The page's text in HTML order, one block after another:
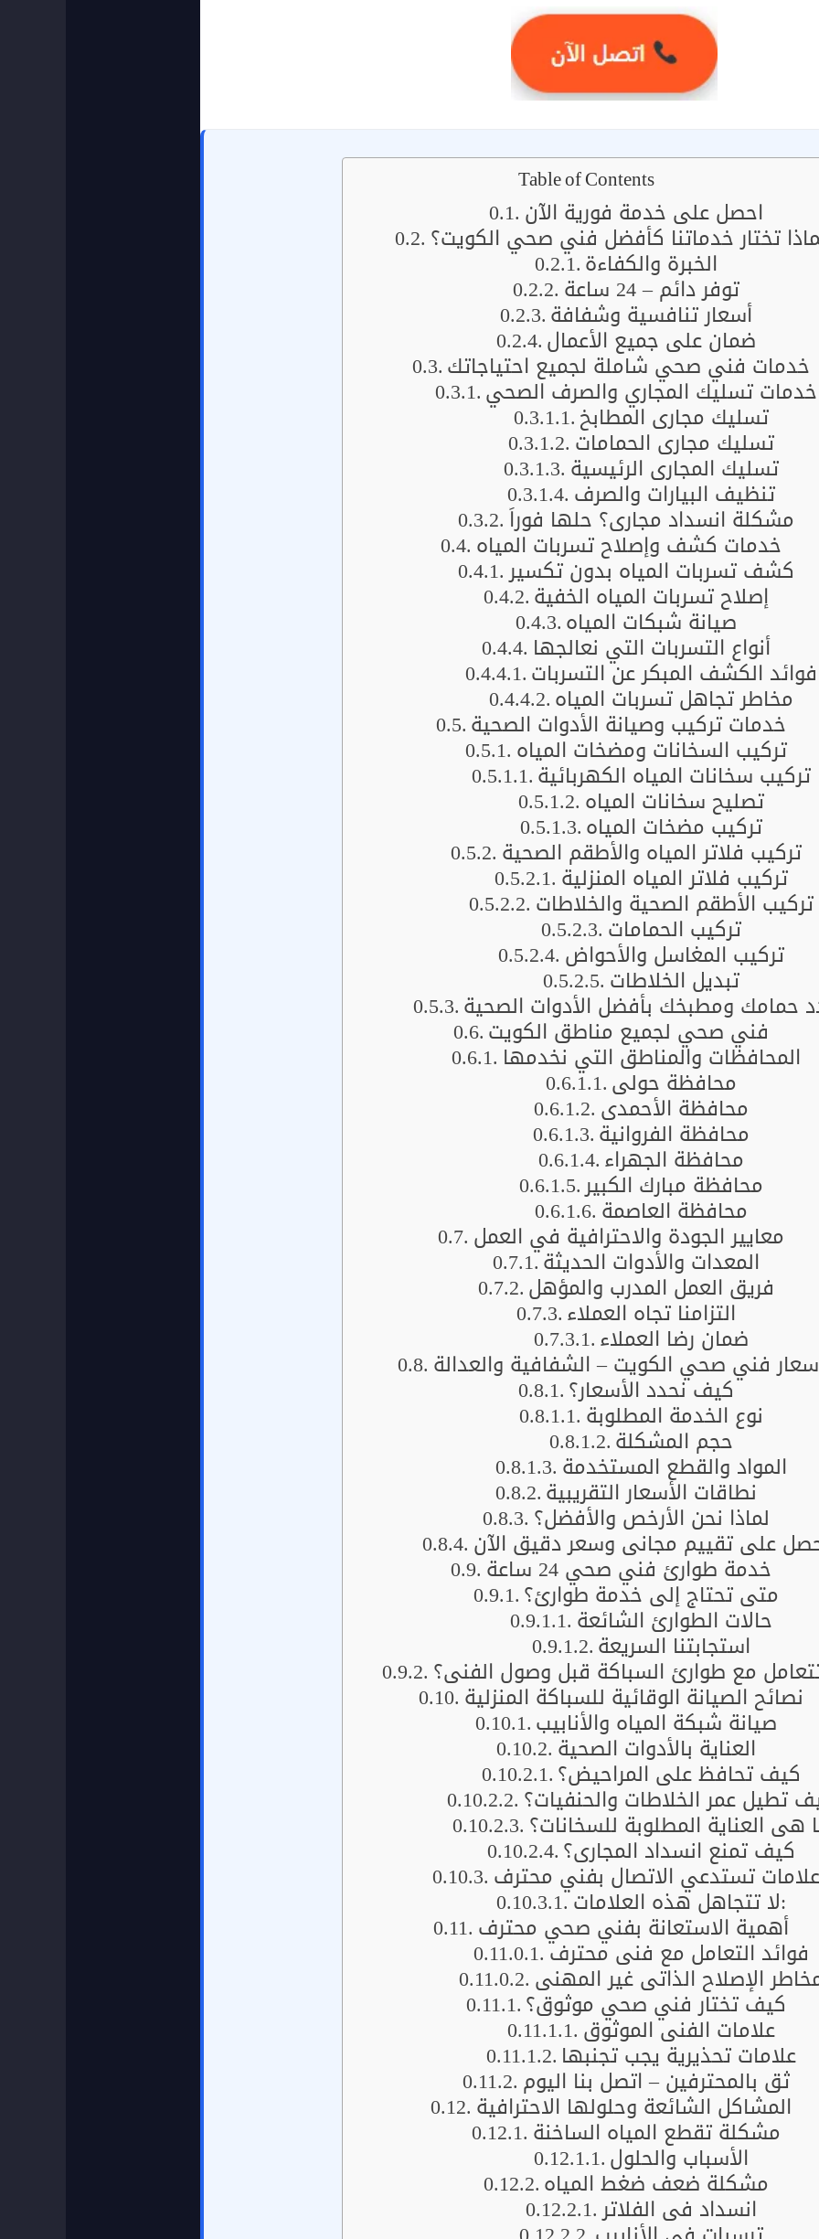
Table of Contents
احصل على خدمة فورية الآن
تختار خدماتنا كأفضل فني صحي الكويت؟
الخبرة والكفاءة
توفر دائم – 24 ساعة
أسعار تنافسية وشفافة
ضمان على جميع الأعمال
خدمات فني صحي شاملة لجميع احتياجاتك
خدمات تسليك المجاري والصرف الصحي
تسليك مجاري المطابخ
تسليك مجاري الحمامات
تسليك المجاري الرئيسية
تنظيف البيارات والصرف
مشكلة انسداد مجاري؟ حلها فوراً
خدمات كشف وإصلاح تسربات المياه
كشف تسربات المياه بدون تكسير
إصلاح تسربات المياه الخفية
صيانة شبكات المياه
أنواع التسربات التي نعالجها
فوائد الكشف المبكر عن التسربات
مخاطر تجاهل تسربات المياه
خدمات تركيب وصيانة الأدوات الصحية
تركيب السخانات ومضخات المياه
تركيب سخانات المياه الكهربائية
تصليح سخانات المياه
تركيب مضخات المياه
تركيب فلاتر المياه والأطقم الصحية
تركيب فلاتر المياه المنزلية
تركيب الأطقم الصحية والخلاطات
تركيب الحمامات
تركيب المغاسل والأحواض
تبديل الخلاطات
حمامك ومطبخك بأفضل الأدوات الصحية
فني صحي لجميع مناطق الكويت
المحافظات والمناطق التي نخدمها
محافظة حولي
محافظة الأحمدي
محافظة الفروانية
محافظة الجهراء
محافظة مبارك الكبير
محافظة العاصمة
معايير الجودة والاحترافية في العمل
المعدات والأدوات الحديثة
فريق العمل المدرب والمؤهل
التزامنا تجاه العملاء
ضمان رضا العملاء
فني صحي الكويت – الشفافية والعدالة
كيف نحدد الأسعار؟
نوع الخدمة المطلوبة
حجم المشكلة
المواد والقطع المستخدمة
نطاقات الأسعار التقريبية
لماذا نحن الأرخص والأفضل؟
على تقييم مجاني وسعر دقيق الآن
خدمة طوارئ فني صحي 24 ساعة
متى تحتاج إلى خدمة طوارئ؟
حالات الطوارئ الشائعة
استجابتنا السريعة
مع طوارئ السباكة قبل وصول الفني؟
نصائح الصيانة الوقائية للسباكة المنزلية
صيانة شبكة المياه والأنابيب
العناية بالأدوات الصحية
كيف تحافظ على المراحيض؟
تطيل عمر الخلاطات والحنفيات؟
هي العناية المطلوبة للسخانات؟
كيف تمنع انسداد المجاري؟
علامات تستدعي الاتصال بفني محترف
لا تتجاهل هذه العلامات:
أهمية الاستعانة بفني صحي محترف
فوائد التعامل مع فني محترف
الإصلاح الذاتي غير المهني
كيف تختار فني صحي موثوق؟
علامات الفني الموثوق
علامات تحذيرية يجب تجنبها
ثق بالمحترفين – اتصل بنا اليوم
المشاكل الشائعة وحلولها الاحترافية
مشكلة تقطع المياه الساخنة
الأسباب والحلول
مشكلة ضعف ضغط المياه
انسداد في الفلاتر